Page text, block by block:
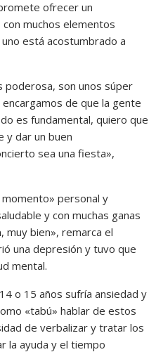
ofrecer un
muchos elementos
está acostumbrado a
poderosa, son unos súper
de que la gente
es fundamental, quiero que
y dar un buen
sea una fiesta»,
personal y
y con muchas ganas
muy bien», remarca el
una depresión y tuvo que
mental.
o 15 años sufría ansiedad y
«tabú» hablar de estos
de verbalizar y tratar los
la ayuda y el tiempo